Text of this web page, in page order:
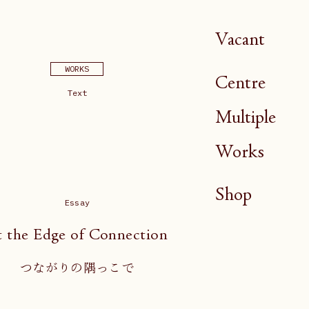
Vacant
Centre
Multiple
Works
Shop
WORKS
Text
Essay
the Edge of Connection
つながりの隅っこで